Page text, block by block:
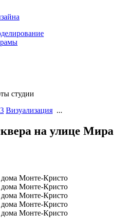
студии
Визуализация ...
на улице Мира